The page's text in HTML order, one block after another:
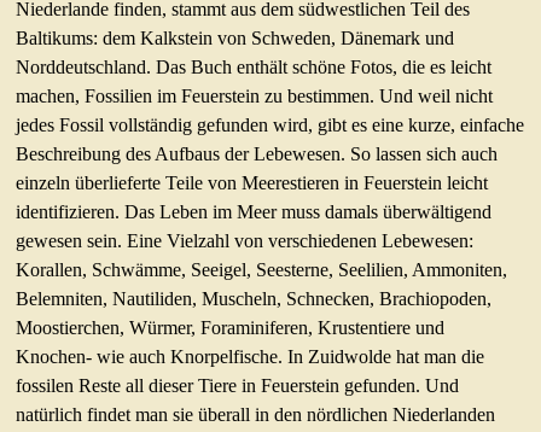
Niederlande finden, stammt aus dem südwestlichen Teil des
Baltikums: dem Kalkstein von Schweden, Dänemark und
Norddeutschland. Das Buch enthält schöne Fotos, die es leicht
machen, Fossilien im Feuerstein zu bestimmen. Und weil nicht
jedes Fossil vollständig gefunden wird, gibt es eine kurze, einfache
Beschreibung des Aufbaus der Lebewesen. So lassen sich auch
einzeln überlieferte Teile von Meerestieren in Feuerstein leicht
identifizieren. Das Leben im Meer muss damals überwältigend
gewesen sein. Eine Vielzahl von verschiedenen Lebewesen:
Korallen, Schwämme, Seeigel, Seesterne, Seelilien, Ammoniten,
Belemniten, Nautiliden, Muscheln, Schnecken, Brachiopoden,
Moostierchen, Würmer, Foraminiferen, Krustentiere und
Knochen- wie auch Knorpelfische. In Zuidwolde hat man die
fossilen Reste all dieser Tiere in Feuerstein gefunden. Und
natürlich findet man sie überall in den nördlichen Niederlanden